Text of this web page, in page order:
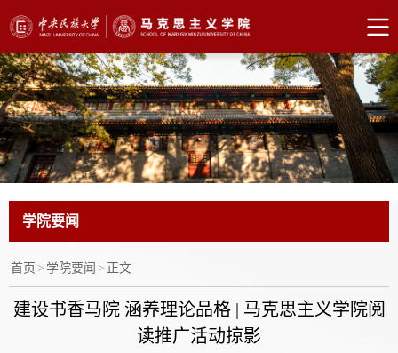
学院要闻
首页 > 学院要闻 > 正文
建设书香马院 涵养理论品格 | 马克思主义学院阅
读推广活动掠影